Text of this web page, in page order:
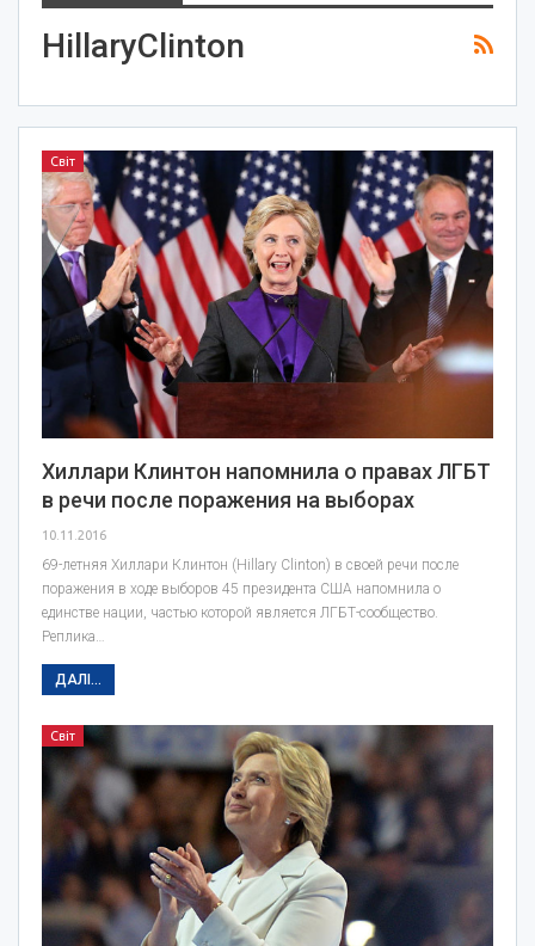
HillaryClinton
Світ
Хиллари Клинтон напомнила о правах ЛГБТ
в речи после поражения на выборах
10.11.2016
69-летняя Хиллари Клинтон (Hillary Clinton) в своей речи после
поражения в ходе выборов 45 президента США напомнила о
единстве нации, частью которой является ЛГБТ-сообщество.
Реплика…
ДАЛІ...
Світ